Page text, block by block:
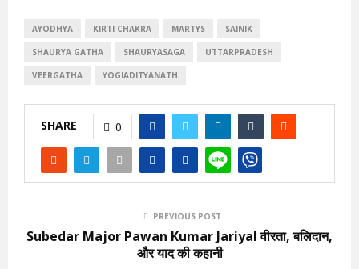
AYODHYA KIRTI CHAKRA MARTYS SAINIK
SHAURYA GATHA SHAURYASAGA UTTARPRADESH
VEERGATHA YOGIADITYANATH
SHARE 0
PREVIOUS POST
Subedar Major Pawan Kumar Jariyal वीरता, बलिदान,
और याद की कहानी